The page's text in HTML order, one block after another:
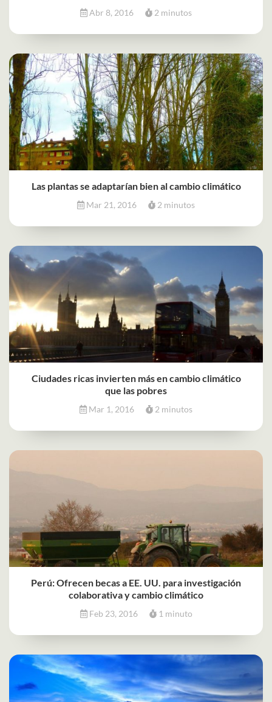
Abr 8, 2016 2 minutos
Las plantas se adaptarían bien al cambio climático
Mar 21, 2016 2 minutos
Ciudades ricas invierten más en cambio climático
que las pobres
Mar 1, 2016 2 minutos
Perú: Ofrecen becas a EE. UU. para investigación
colaborativa y cambio climático
Feb 23, 2016 1 minuto